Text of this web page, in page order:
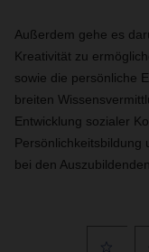
Außerdem gehe es
Kreativität zu
sowie die persönliche
breiten
Entwicklung sozialer
Persönlichkeitsbildung
bei den